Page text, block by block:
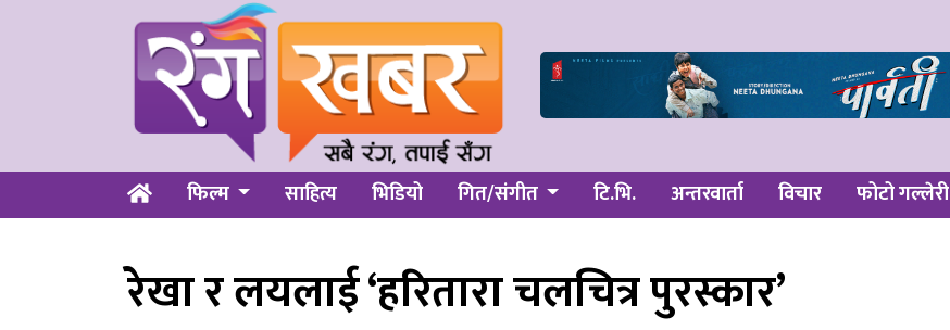
फिल्म साहित्य भिडियो गित/संगीत टि.भि. अन्तरवार्ता विचार फोटो गल्लेरी
रेखा र लयलाई ‘हरितारा चलचित्र पुरस्कार’